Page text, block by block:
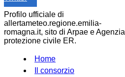
Profilo ufficiale di
allertameteo.regione.emilia-
romagna.it, sito di Arpae e Agenzia
protezione civile ER.
Home
Il consorzio